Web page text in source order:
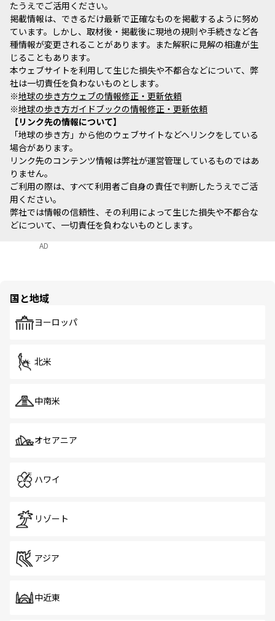
たうえでご活用ください。
掲載情報は、できるだけ最新で正確なものを掲載するように努め
ています。しかし、取材後・掲載後に現地の規則や手続きなど各
種情報が変更されることがあります。また解釈に見解の相違が生
じることもあります。
本ウェブサイトを利用して生じた損失や不都合などについて、弊
社は一切責任を負わないものとします。
※地球の歩き方ウェブの情報修正・更新依頼
※地球の歩き方ガイドブックの情報修正・更新依頼
リンク先の情報について
「地球の歩き方」から他のウェブサイトなどへリンクをしている
場合があります。
リンク先のコンテンツ情報は弊社が運営管理しているものではあ
りません。
ご利用の際は、すべて利用者ご自身の責任で判断したうえでご活
用ください。
弊社では情報の信頼性、その利用によって生じた損失や不都合な
どについて、一切責任を負わないものとします。
AD
国と地域
ヨーロッパ
北米
中南米
オセアニア
ハワイ
リゾート
アジア
中近東